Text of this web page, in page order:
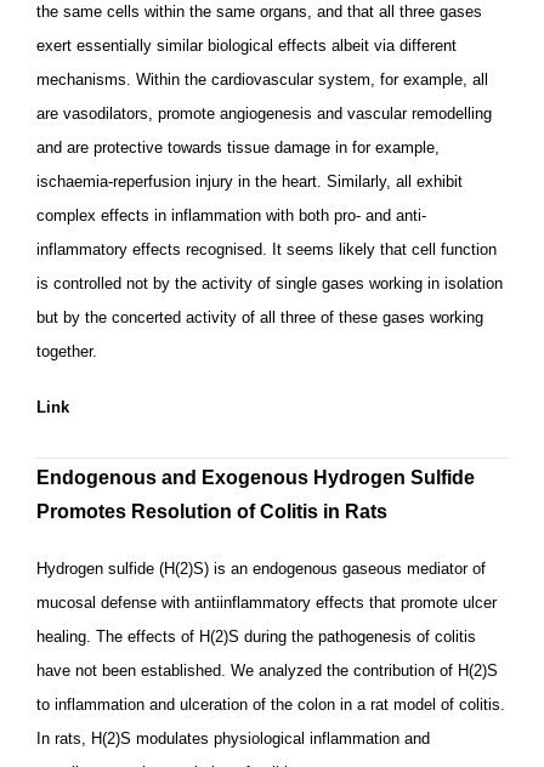
the same cells within the same organs, and that all three gases
exert essentially similar biological effects albeit via different
mechanisms. Within the cardiovascular system, for example, all
are vasodilators, promote angiogenesis and vascular remodelling
and are protective towards tissue damage in for example,
ischaemia-reperfusion injury in the heart. Similarly, all exhibit
complex effects in inflammation with both pro- and anti-
inflammatory effects recognised. It seems likely that cell function
is controlled not by the activity of single gases working in isolation
but by the concerted activity of all three of these gases working
together.
Link
Endogenous and Exogenous Hydrogen Sulfide
Promotes Resolution of Colitis in Rats
Hydrogen sulfide (H(2)S) is an endogenous gaseous mediator of
mucosal defense with antiinflammatory effects that promote ulcer
healing. The effects of H(2)S during the pathogenesis of colitis
have not been established. We analyzed the contribution of H(2)S
to inflammation and ulceration of the colon in a rat model of colitis.
In rats, H(2)S modulates physiological inflammation and